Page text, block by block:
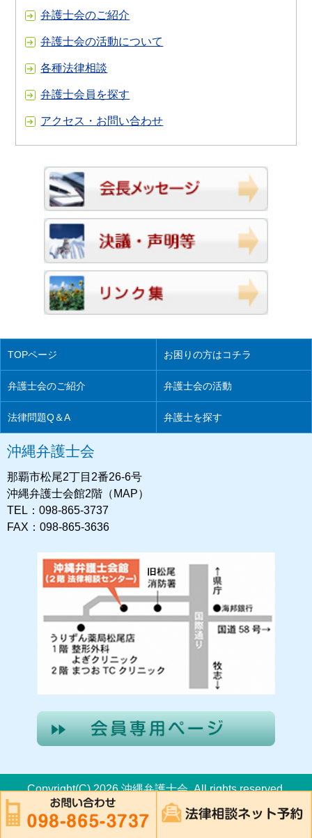
弁護士会のご紹介
弁護士会の活動について
各種法律相談
弁護士会員を探す
アクセス・お問い合わせ
TOPページ お困りの方はコチラ
弁護士会のご紹介 弁護士会の活動
法律問題Q＆A 弁護士を探す
沖縄弁護士会
那覇市松尾2丁目2番26-6号
沖縄弁護士会館2階（MAP）
TEL：098-865-3737
FAX：098-865-3636
Copyright(C) 2026 沖縄弁護士会. All rights reserved.